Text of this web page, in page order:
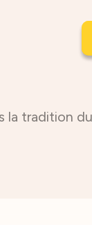
la tradition